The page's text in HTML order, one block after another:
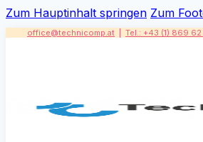
Zum Hauptinhalt springen Zum
office@technicomp.at Tel.: +43 (1) 869